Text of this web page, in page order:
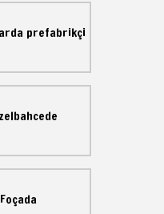
prefabrikçi
Foçada